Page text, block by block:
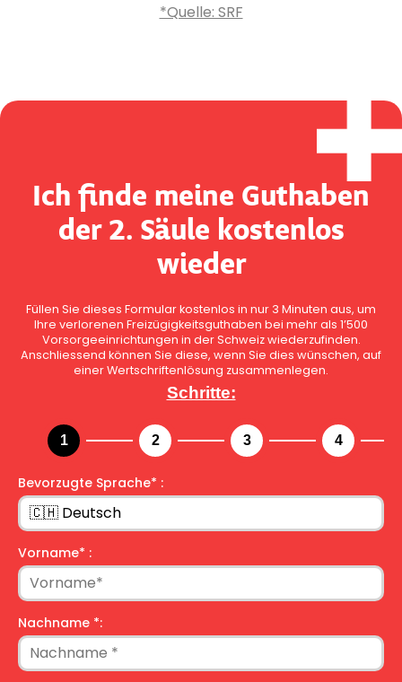
*Quelle: SRF
Ich finde meine Guthaben
der 2. Säule kostenlos
wieder
Füllen Sie dieses Formular kostenlos in nur 3 Minuten aus, um
Ihre verlorenen Freizügigkeitsguthaben bei mehr als 1’500
Vorsorgeeinrichtungen in der Schweiz wiederzufinden.
Anschliessend können Sie diese, wenn Sie dies wünschen, auf
einer Wertschriftenlösung zusammenlegen.
Schritte:
Bevorzugte Sprache* :
Vorname* :
Nachname *: